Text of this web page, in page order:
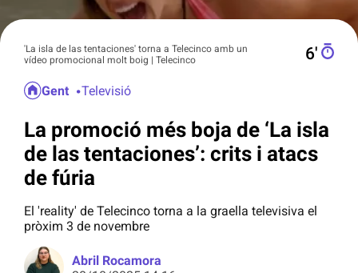
'La isla de las tentaciones' torna a Telecinco amb un
vídeo promocional molt boig | Telecinco
6′
Gent Televisió
La promoció més boja de ‘La isla
de las tentaciones’: crits i atacs
de fúria
El 'reality' de Telecinco torna a la graella televisiva el
pròxim 3 de novembre
Abril Rocamora